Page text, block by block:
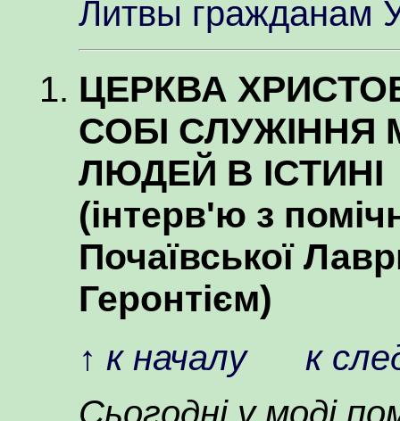
Литвы гражданам
ЦЕРКВА
СОБІ СЛУЖІННЯ
ЛЮДЕЙ В ІСТИНІ
(інтерв'ю з
Почаївської
Геронтієм)
↑ к началу
к
Сьогодні у моді